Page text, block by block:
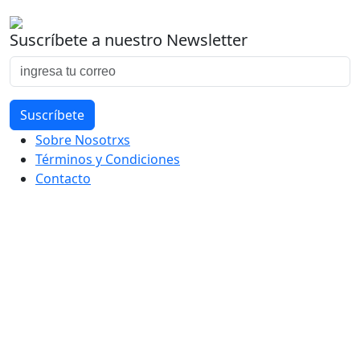
Suscríbete a nuestro Newsletter
Sobre Nosotrxs
Términos y Condiciones
Contacto